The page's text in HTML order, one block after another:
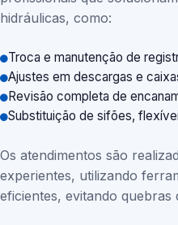
hidráulicas, como:
Troca e manutenção de
Ajustes em descargas e
Revisão completa de
Substituição de sifões,
Os atendimentos são
experientes, utilizando
eficientes, evitando quebras